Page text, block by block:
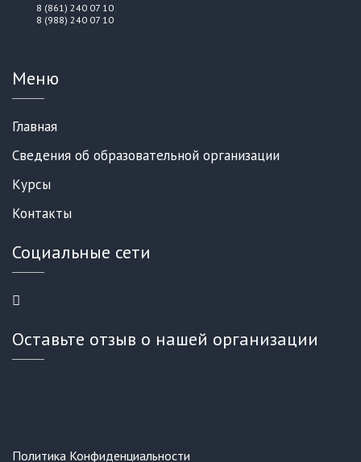
8 (861) 240 07 10
8 (988) 240 07 10
Меню
Главная
Сведения об образовательной организации
Курсы
Контакты
Социальные сети
Оставьте отзыв о нашей организации
Политика Конфиденциальности